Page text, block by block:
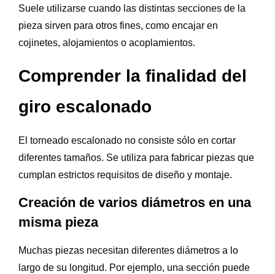
Suele utilizarse cuando las distintas secciones de la
pieza sirven para otros fines, como encajar en
cojinetes, alojamientos o acoplamientos.
Comprender la finalidad del
giro escalonado
El torneado escalonado no consiste sólo en cortar
diferentes tamaños. Se utiliza para fabricar piezas que
cumplan estrictos requisitos de diseño y montaje.
Creación de varios diámetros en una
misma pieza
Muchas piezas necesitan diferentes diámetros a lo
largo de su longitud. Por ejemplo, una sección puede